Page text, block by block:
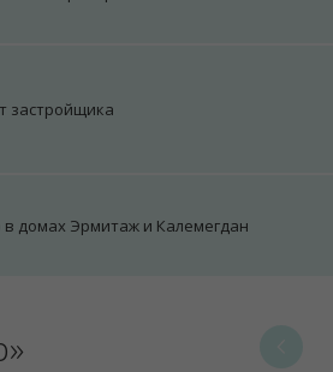
застройщика
в домах Эрмитаж и Калемегдан